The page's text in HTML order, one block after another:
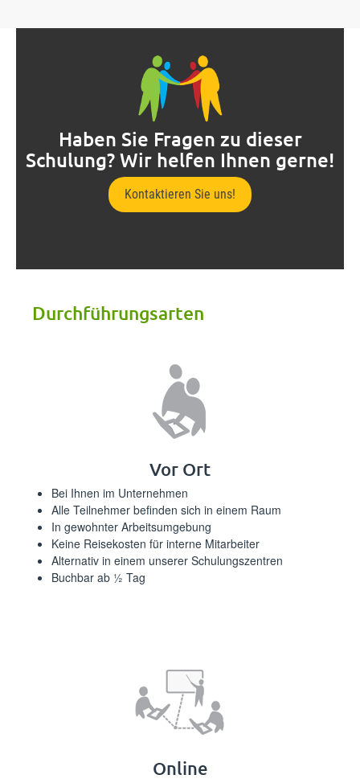
Haben Sie Fragen zu dieser
Schulung? Wir helfen Ihnen gerne!
Kontaktieren Sie uns!
Durchführungsarten
Vor Ort
Bei Ihnen im Unternehmen
Alle Teilnehmer befinden sich in einem Raum
In gewohnter Arbeitsumgebung
Keine Reisekosten für interne Mitarbeiter
Alternativ in einem unserer Schulungszentren
Buchbar ab ½ Tag
Online